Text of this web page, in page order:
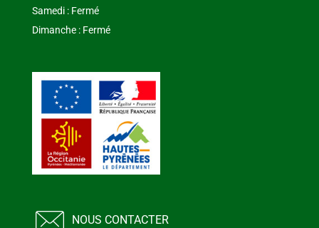
Samedi : Fermé
Dimanche : Fermé
NOUS CONTACTER